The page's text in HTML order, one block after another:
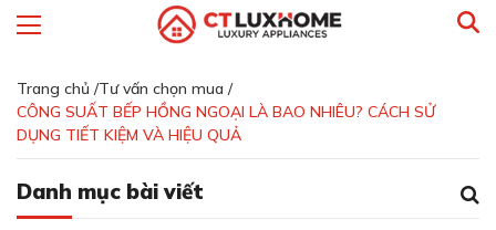
Trang chủ /Tư vấn chọn mua /
CÔNG SUẤT BẾP HỒNG NGOẠI LÀ BAO NHIÊU? CÁCH SỬ
DỤNG TIẾT KIỆM VÀ HIỆU QUẢ
Danh mục bài viết